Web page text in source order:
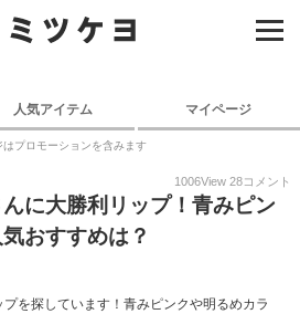
人気アイテム マイページ
はプロモーションを含みます
1006View 28コメント
に大勝利リップ！青みピン
おすすめは？
を探しています！青みピンクや明るめカラ